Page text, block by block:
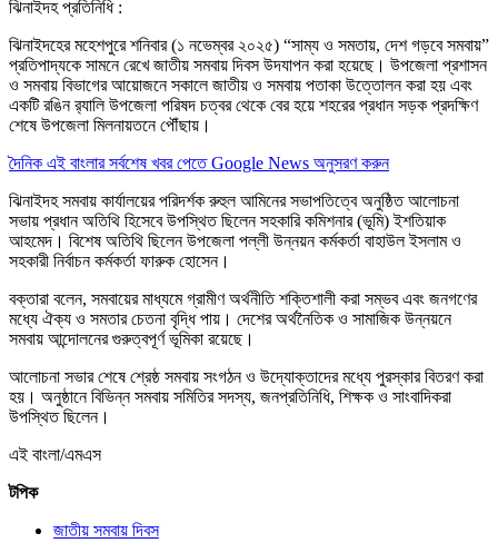
ঝিনাইদহ প্রতিনিধি :
ঝিনাইদহের মহেশপুরে শনিবার (১ নভেম্বর ২০২৫) “সাম্য ও সমতায়, দেশ গড়বে সমবায়”
প্রতিপাদ্যকে সামনে রেখে জাতীয় সমবায় দিবস উদযাপন করা হয়েছে। উপজেলা প্রশাসন
ও সমবায় বিভাগের আয়োজনে সকালে জাতীয় ও সমবায় পতাকা উত্তোলন করা হয় এবং
একটি রঙিন র‌্যালি উপজেলা পরিষদ চত্বর থেকে বের হয়ে শহরের প্রধান সড়ক প্রদক্ষিণ
শেষে উপজেলা মিলনায়তনে পৌঁছায়।
দৈনিক এই বাংলার সর্বশেষ খবর পেতে Google News অনুসরণ করুন
ঝিনাইদহ সমবায় কার্যালয়ের পরিদর্শক রুহুল আমিনের সভাপতিত্বে অনুষ্ঠিত আলোচনা
সভায় প্রধান অতিথি হিসেবে উপস্থিত ছিলেন সহকারি কমিশনার (ভূমি) ইশতিয়াক
আহমেদ। বিশেষ অতিথি ছিলেন উপজেলা পল্লী উন্নয়ন কর্মকর্তা বাহাউল ইসলাম ও
সহকারী নির্বাচন কর্মকর্তা ফারুক হোসেন।
বক্তারা বলেন, সমবায়ের মাধ্যমে গ্রামীণ অর্থনীতি শক্তিশালী করা সম্ভব এবং জনগণের
মধ্যে ঐক্য ও সমতার চেতনা বৃদ্ধি পায়। দেশের অর্থনৈতিক ও সামাজিক উন্নয়নে
সমবায় আন্দোলনের গুরুত্বপূর্ণ ভূমিকা রয়েছে।
আলোচনা সভার শেষে শ্রেষ্ঠ সমবায় সংগঠন ও উদ্যোক্তাদের মধ্যে পুরস্কার বিতরণ করা
হয়। অনুষ্ঠানে বিভিন্ন সমবায় সমিতির সদস্য, জনপ্রতিনিধি, শিক্ষক ও সাংবাদিকরা
উপস্থিত ছিলেন।
এই বাংলা/এমএস
টপিক
জাতীয় সমবায় দিবস